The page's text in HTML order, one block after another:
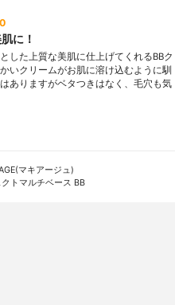
に！
した上質な美肌に仕上げてくれるBBク
いクリームがお肌に溶け込むように馴
ありますがベタつきはなく、毛穴も気
マキアージュ)
トマルチベース BB